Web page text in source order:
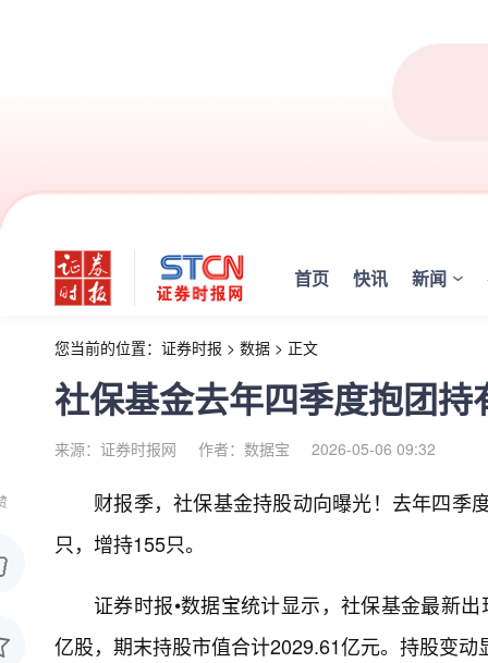
首页 快讯 新闻
您当前的位置： 证券时报 > 数据 > 正文
社保基金去年四季度抱团
来源：证券时报网 作者：数据宝 2026-05-06 09:32
财报季，社保基金持股动向曝光！去年四季
只，增持155只。
证券时报•数据宝统计显示，社保基金最新
亿股，期末持股市值合计2029.61亿元。持股变